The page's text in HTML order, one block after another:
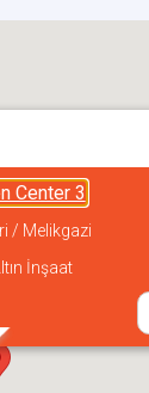
Center 3
/ Melikgazi
İnşaat